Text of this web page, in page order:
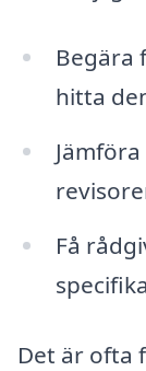
Begära
hitta
Få
Det är ofta